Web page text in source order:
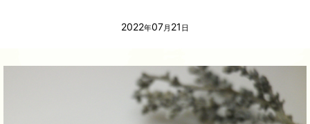
2022年07月 21 日